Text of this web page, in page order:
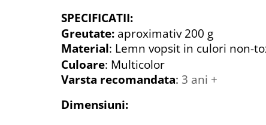
SPECIFICATII:
Greutate: aproximativ 200 g
Material: Lemn vopsit in culori non-
Culoare: Multicolor
Varsta recomandata: 3 ani +
Dimensiuni: